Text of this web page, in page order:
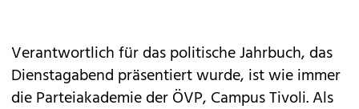
Verantwortlich für das politische Jahrbuch, das
Dienstagabend präsentiert wurde, ist wie immer
die Parteiakademie der ÖVP, Campus Tivoli. Als